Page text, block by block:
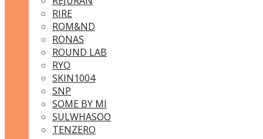
RIRE
ROM&ND
RONAS
ROUND LAB
RYO
SKIN1004
SNP
SOME BY MI
SULWHASOO
TENZERO